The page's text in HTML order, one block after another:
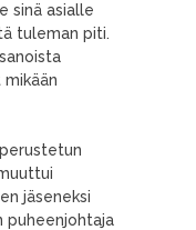
sinä asialle
tuleman piti.
jäseneksi
puheenjohtaja